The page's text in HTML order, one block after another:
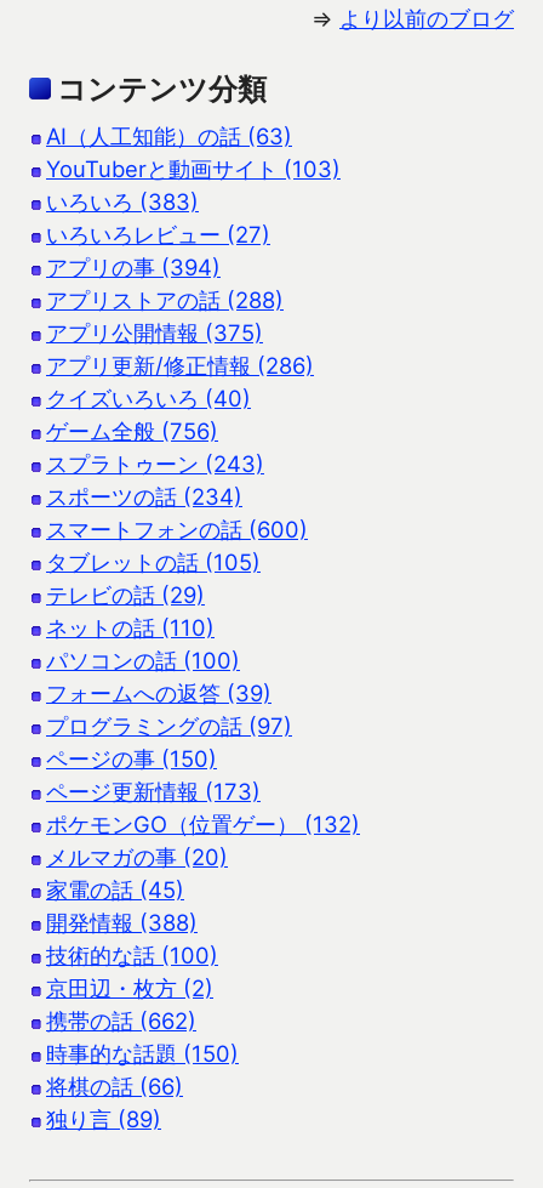
⇒ より以前のブログ
コンテンツ分類
AI（人工知能）の話 (63)
YouTuberと動画サイト (103)
いろいろ (383)
いろいろレビュー (27)
アプリの事 (394)
アプリストアの話 (288)
アプリ公開情報 (375)
アプリ更新/修正情報 (286)
クイズいろいろ (40)
ゲーム全般 (756)
スプラトゥーン (243)
スポーツの話 (234)
スマートフォンの話 (600)
タブレットの話 (105)
テレビの話 (29)
ネットの話 (110)
パソコンの話 (100)
フォームへの返答 (39)
プログラミングの話 (97)
ページの事 (150)
ページ更新情報 (173)
ポケモンGO（位置ゲー） (132)
メルマガの事 (20)
家電の話 (45)
開発情報 (388)
技術的な話 (100)
京田辺・枚方 (2)
携帯の話 (662)
時事的な話題 (150)
将棋の話 (66)
独り言 (89)